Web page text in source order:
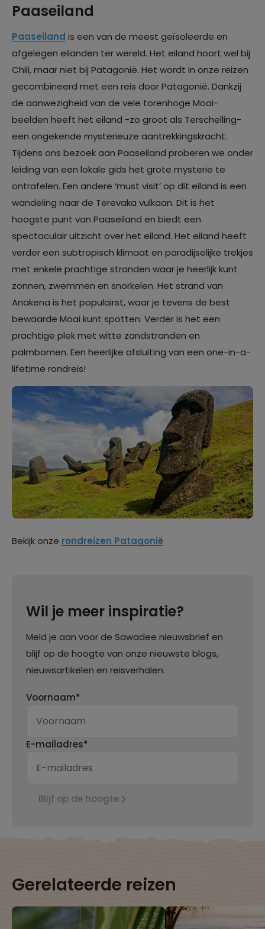
Paaseiland
Paaseiland is een van de meest geïsoleerde en
afgelegen eilanden ter wereld. Het eiland hoort wel bij
Chili, maar niet bij Patagonië. Het wordt in onze reizen
gecombineerd met een reis door Patagonië. Dankzij
de aanwezigheid van de vele torenhoge Moai-
beelden heeft het eiland -zo groot als Terschelling-
een ongekende mysterieuze aantrekkingskracht.
Tijdens ons bezoek aan Paaseiland proberen we onder
leiding van een lokale gids het grote mysterie te
ontrafelen. Een andere ‘must visit’ op dit eiland is een
wandeling naar de Terevaka vulkaan. Dit is het
hoogste punt van Paaseiland en biedt een
spectaculair uitzicht over het eiland. Het eiland heeft
verder een subtropisch klimaat en paradijselijke trekjes
met enkele prachtige stranden waar je heerlijk kunt
zonnen, zwemmen en snorkelen. Het strand van
Anakena is het populairst, waar je tevens de best
bewaarde Moai kunt spotten. Verder is het een
prachtige plek met witte zandstranden en
palmbomen. Een heerlijke afsluiting van een one-in-a-
lifetime rondreis!
Bekijk onze rondreizen Patagonië
Wil je meer inspiratie?
Meld je aan voor de Sawadee nieuwsbrief en
blijf op de hoogte van onze nieuwste blogs,
nieuwsartikelen en reisverhalen.
Voornaam*
E-mailadres*
Blijf op de hoogte
Gerelateerde reizen